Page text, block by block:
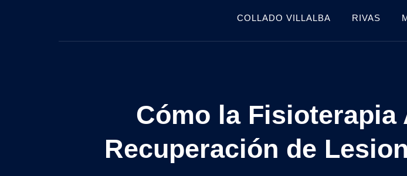
COLLADO VILLALBA RIVAS
Cómo la Fisioterapia
Recuperación de